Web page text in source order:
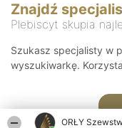
ORŁY
Znajdź
Plebiscyt skupia
Szukasz specjalisty w
wyszukiwarkę.